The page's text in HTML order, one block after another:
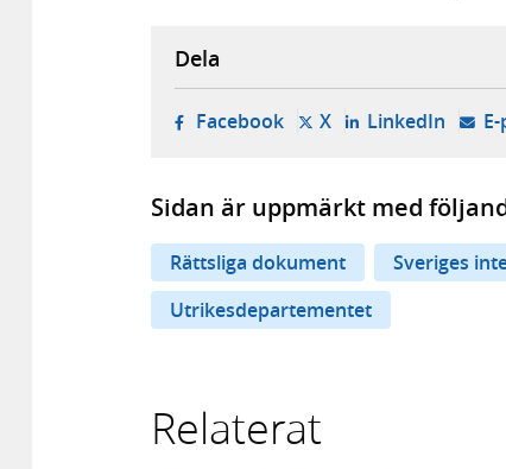
Dela
Facebook- öppnas i ny flik, extern
X- öppnas i ny flik,
LinkedIn-
Sidan är uppmärkt med
Rättsliga dokument
Sveriges
Utrikesdepartementet
Relaterat